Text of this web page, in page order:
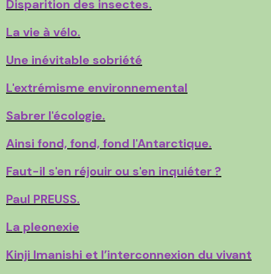
Disparition des insectes.
La vie à vélo.
Une inévitable sobriété
L'extrémisme environnemental
Sabrer l'écologie.
Ainsi fond, fond, fond l'Antarctique.
Faut-il s'en réjouir ou s'en inquiéter ?
Paul PREUSS.
La pleonexie
Kinji Imanishi et l’interconnexion du vivant